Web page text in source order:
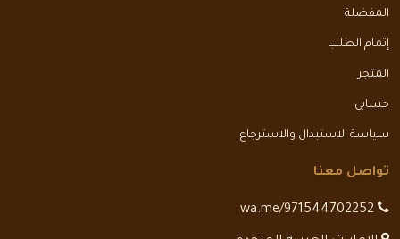
المفضلة
إتمام الطلب
المتجر
حسابي
سياسة الاستبدال والاسترجاع
تواصل معنا